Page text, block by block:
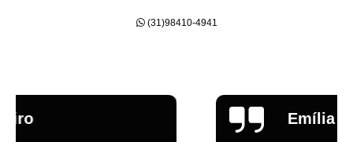
(31)98410-4941